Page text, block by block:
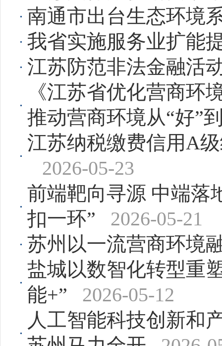
南通市出台生态环境
我省实施服务业扩能
江苏防范非法金融活
《江苏省优化营商环
推动营商环境从“好”
江苏纳税缴费信用A
2026-05-23
前端靶向寻源 中端落
扣一环”
2026-05-21
苏州以一流营商环境
盐城以数智化转型重
能+”
2026-05-12
人工智能科技创新和